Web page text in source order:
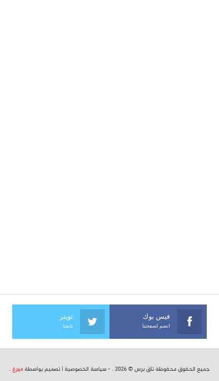
فيس بوك
انضم لصفحتنا
تويتر
تابعنا
جميع الحقوق محفوظة تاق برس © 2026 . - سياسة الخصوصية | تصميم بواسطة ميرغ .